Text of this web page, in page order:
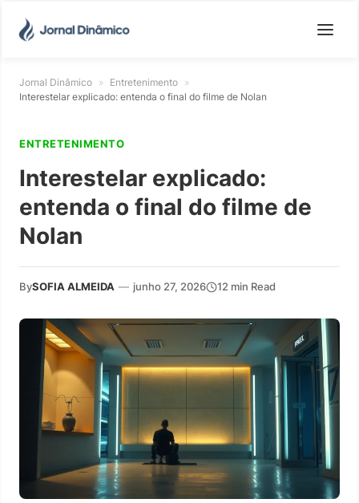
Jornal Dinâmico » Entretenimento »
Interestelar explicado: entenda o final do filme de Nolan
ENTRETENIMENTO
Interestelar explicado:
entenda o final do filme de
Nolan
BySOFIA ALMEIDA — junho 27, 2026 12 min Read